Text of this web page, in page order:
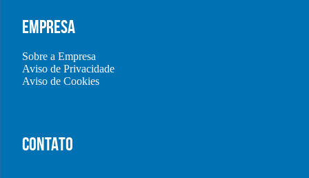
EMPRESA
Sobre a Empresa
Aviso de Privacidade
Aviso de Cookies
CONTATO